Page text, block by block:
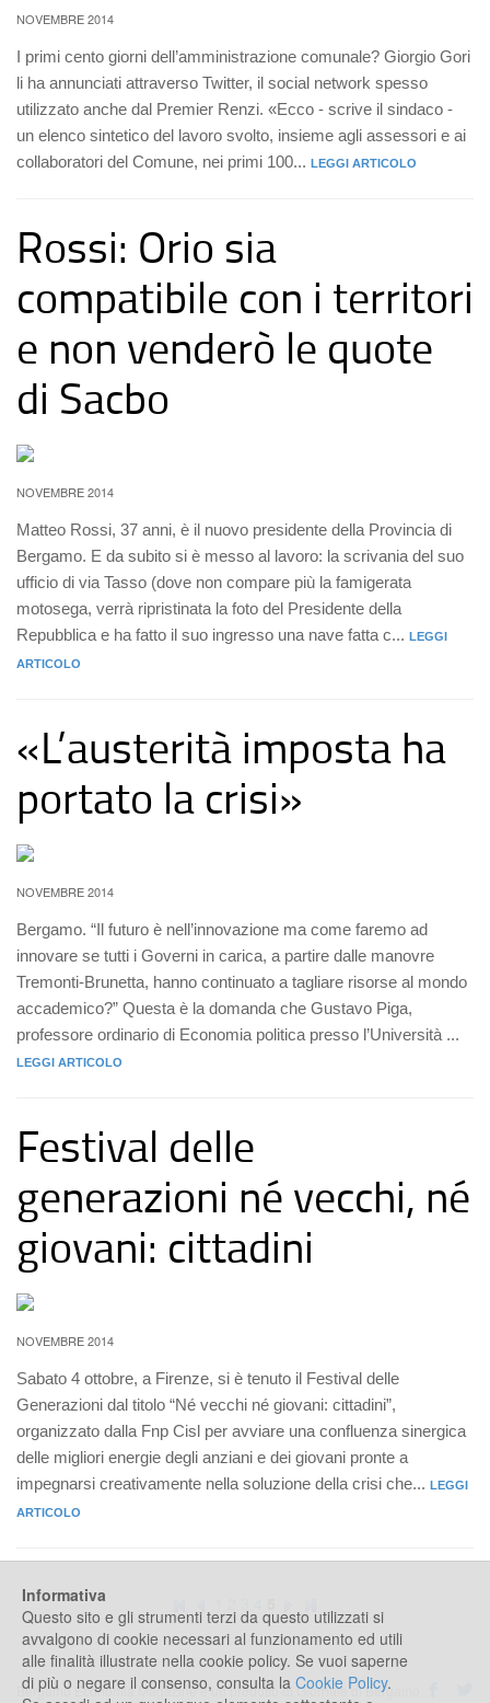
NOVEMBRE 2014
I primi cento giorni dell’amministrazione comunale? Giorgio Gori
li ha annunciati attraverso Twitter, il social network spesso
utilizzato anche dal Premier Renzi. «Ecco - scrive il sindaco -
un elenco sintetico del lavoro svolto, insieme agli assessori e ai
collaboratori del Comune, nei primi 100... LEGGI ARTICOLO
Rossi: Orio sia
compatibile con i territori
e non venderò le quote
di Sacbo
NOVEMBRE 2014
Matteo Rossi, 37 anni, è il nuovo presidente della Provincia di
Bergamo. E da subito si è messo al lavoro: la scrivania del suo
ufficio di via Tasso (dove non compare più la famigerata
motosega, verrà ripristinata la foto del Presidente della
Repubblica e ha fatto il suo ingresso una nave fatta c... LEGGI
ARTICOLO
«L’austerità imposta ha
portato la crisi»
NOVEMBRE 2014
Bergamo. “Il futuro è nell’innovazione ma come faremo ad
innovare se tutti i Governi in carica, a partire dalle manovre
Tremonti-Brunetta, hanno continuato a tagliare risorse al mondo
accademico?” Questa è la domanda che Gustavo Piga,
professore ordinario di Economia politica presso l’Università ...
LEGGI ARTICOLO
Festival delle
generazioni né vecchi, né
giovani: cittadini
NOVEMBRE 2014
Sabato 4 ottobre, a Firenze, si è tenuto il Festival delle
Generazioni dal titolo “Né vecchi né giovani: cittadini”,
organizzato dalla Fnp Cisl per avviare una confluenza sinergica
delle migliori energie degli anziani e dei giovani pronte a
impegnarsi creativamente nella soluzione della crisi che... LEGGI
ARTICOLO
Bergamo Economia Magazine è un prodotto di Giornale di Bergamo
Informativa
Questo sito e gli strumenti terzi da questo utilizzati si
avvalgono di cookie necessari al funzionamento ed utili
alle finalità illustrate nella cookie policy. Se vuoi saperne
di più o negare il consenso, consulta la Cookie Policy.